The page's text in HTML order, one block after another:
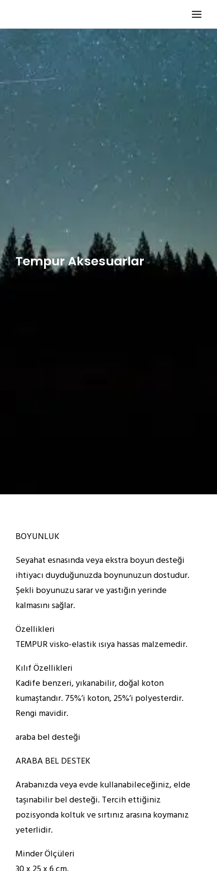
TV KOLTUĞU
HASTA KOLTUĞU
BÜROSIT KOLTUK
Tempur Aksesuarlar
BOYUNLUK
Seyahat esnasında veya ekstra boyun desteği
ihtiyacı duyduğunuzda boynunuzun dostudur.
Şekli boyunuzu sarar ve yastığın yerinde
kalmasını sağlar.
Özellikleri
TEMPUR visko-elastik ısıya hassas malzemedir.
Kılıf Özellikleri
Kadife benzeri, yıkanabilir, doğal koton
kumaştandır. 75%’i koton, 25%’i polyesterdir.
Rengi mavidir.
araba bel desteği
ARABA BEL DESTEK
Arabanızda veya evde kullanabileceğiniz, elde
taşınabilir bel desteği. Tercih ettiğiniz
pozisyonda koltuk ve sırtınız arasına koymanız
yeterlidir.
Minder Ölçüleri